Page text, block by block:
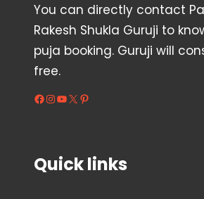
You can directly contact
Rakesh Shukla Guruji to
puja booking. Guruji will
free.
Facebook InstagramYouTube X Pinterest
Quick links